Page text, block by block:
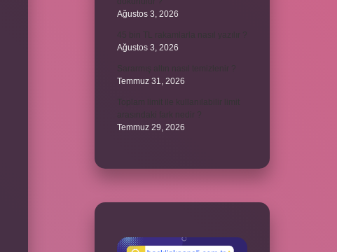
Ağustos 3, 2026
Ağustos 3, 2026
Temmuz 31, 2026
Temmuz 29, 2026